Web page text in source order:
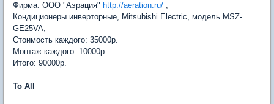
Фирма: ООО "Аэрация" http://aeration.ru/ ;
Кондиционеры инверторные, Mitsubishi Electric, модель MSZ-
GE25VA;
Стоимость каждого: 35000р.
Монтаж каждого: 10000р.
Итого: 90000р.
To All